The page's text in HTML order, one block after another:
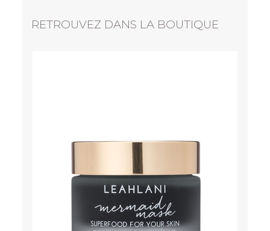
RETROUVEZ DANS LA BOUTIQUE